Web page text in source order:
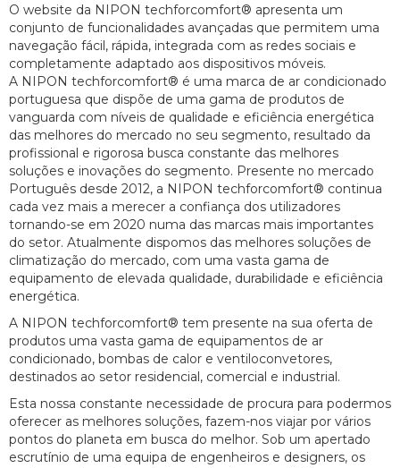
O website da NIPON techforcomfort® apresenta um
conjunto de funcionalidades avançadas que permitem uma
navegação fácil, rápida, integrada com as redes sociais e
completamente adaptado aos dispositivos móveis.
A NIPON techforcomfort® é uma marca de ar condicionado
portuguesa que dispõe de uma gama de produtos de
vanguarda com níveis de qualidade e eficiência energética
das melhores do mercado no seu segmento, resultado da
profissional e rigorosa busca constante das melhores
soluções e inovações do segmento. Presente no mercado
Português desde 2012, a NIPON techforcomfort® continua
cada vez mais a merecer a confiança dos utilizadores
tornando-se em 2020 numa das marcas mais importantes
do setor. Atualmente dispomos das melhores soluções de
climatização do mercado, com uma vasta gama de
equipamento de elevada qualidade, durabilidade e eficiência
energética.
A NIPON techforcomfort® tem presente na sua oferta de
produtos uma vasta gama de equipamentos de ar
condicionado, bombas de calor e ventiloconvetores,
destinados ao setor residencial, comercial e industrial.
Esta nossa constante necessidade de procura para podermos
oferecer as melhores soluções, fazem-nos viajar por vários
pontos do planeta em busca do melhor. Sob um apertado
escrutínio de uma equipa de engenheiros e designers, os